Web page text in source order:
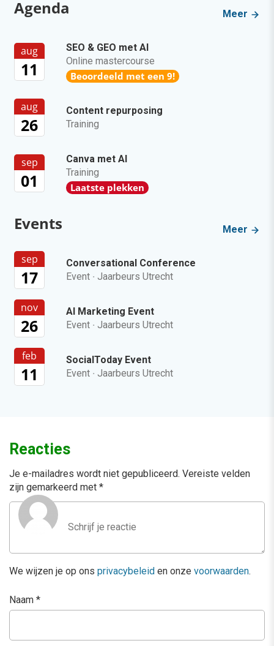
Agenda Meer
aug
11
SEO & GEO met AI
Online mastercourse
Beoordeeld met een 9!
aug
26
Content repurposing
Training
sep
01
Canva met AI
Training
Laatste plekken
Events Meer
sep
17
Conversational Conference
Event · Jaarbeurs Utrecht
nov
26
AI Marketing Event
Event · Jaarbeurs Utrecht
feb
11
SocialToday Event
Event · Jaarbeurs Utrecht
Reacties
Je e-mailadres wordt niet gepubliceerd. Vereiste velden
zijn gemarkeerd met *
We wijzen je op ons privacybeleid en onze voorwaarden.
Naam *